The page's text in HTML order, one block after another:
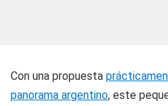
Con una propuesta
panorama argentino, este